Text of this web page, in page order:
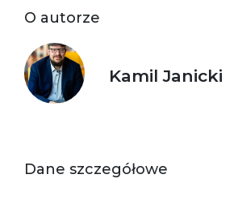
O autorze
Kamil Janicki
Dane szczegółowe